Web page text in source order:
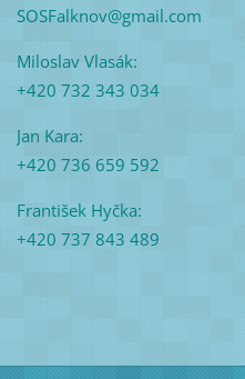
SOSFalknov@gmail.com
Miloslav Vlasák:
+420 732 343 034
Jan Kara:
+420 736 659 592
František Hyčka:
+420 737 843 489